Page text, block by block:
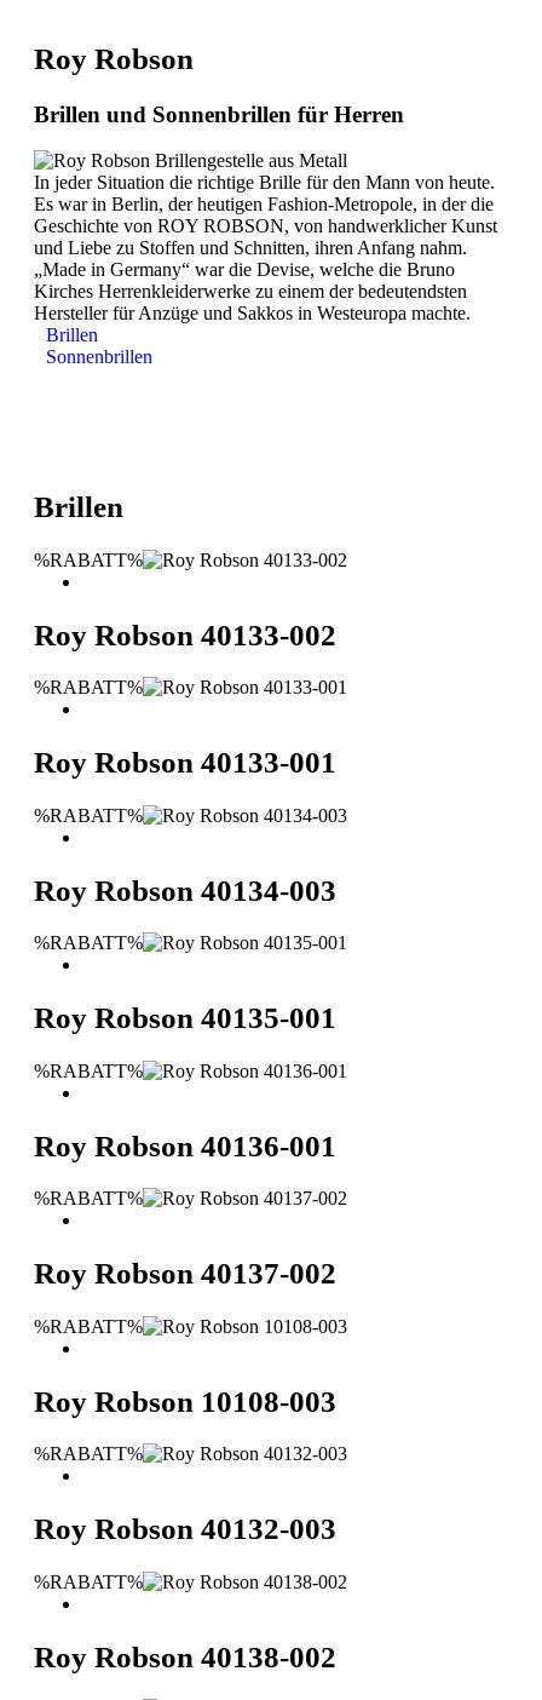
Roy Robson
Brillen und Sonnenbrillen für Herren
In jeder Situation die richtige Brille für den Mann von heute.
Es war in Berlin, der heutigen Fashion-Metropole, in der die
Geschichte von ROY ROBSON, von handwerklicher Kunst
und Liebe zu Stoffen und Schnitten, ihren Anfang nahm.
„Made in Germany“ war die Devise, welche die Bruno
Kirches Herrenkleiderwerke zu einem der bedeutendsten
Hersteller für Anzüge und Sakkos in Westeuropa machte.
Brillen
Sonnenbrillen
Brillen
%RABATT%
Roy Robson 40133-002
%RABATT%
Roy Robson 40133-001
%RABATT%
Roy Robson 40134-003
%RABATT%
Roy Robson 40135-001
%RABATT%
Roy Robson 40136-001
%RABATT%
Roy Robson 40137-002
%RABATT%
Roy Robson 10108-003
%RABATT%
Roy Robson 40132-003
%RABATT%
Roy Robson 40138-002